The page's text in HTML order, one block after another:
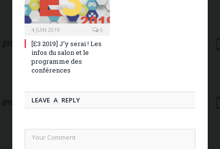
4 JUIN 2019 0
[E3 2019] J’y serai ! Les
infos du salon et le
programme des
conférences
LEAVE A REPLY